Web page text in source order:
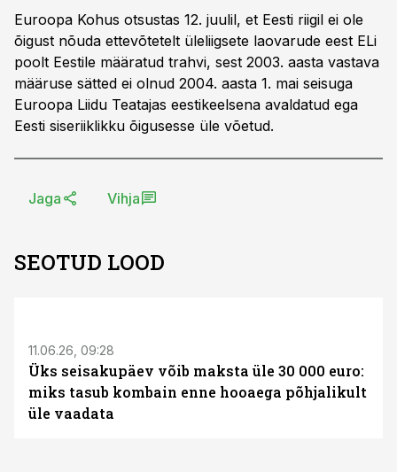
Euroopa Kohus otsustas 12. juulil, et Eesti riigil ei ole
õigust nõuda ettevõtetelt üleliigsete laovarude eest ELi
poolt Eestile määratud trahvi, sest 2003. aasta vastava
määruse sätted ei olnud 2004. aasta 1. mai seisuga
Euroopa Liidu Teatajas eestikeelsena avaldatud ega
Eesti siseriiklikku õigusesse üle võetud.
Jaga Vihja
SEOTUD LOOD
11.06.26, 09:28
Üks seisakupäev võib maksta üle 30 000 euro:
miks tasub kombain enne hooaega põhjalikult
üle vaadata